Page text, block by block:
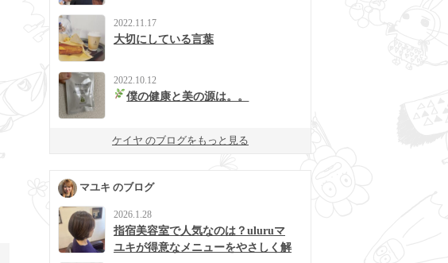
2022.11.17
大切にしている言葉
2022.10.12
僕の健康と美の源は。。
ケイヤ のブログをもっと見る
マユキ のブログ
2026.1.28
指宿美容室で人気なのは？uluruマ
ユキが得意なメニューをやさしく解